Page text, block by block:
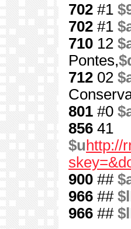
702 #1
702 #1
710 12
Pontes,
712 02
801 #0
856 41
$u http://
900 ##
966 ## $l
966 ## $l